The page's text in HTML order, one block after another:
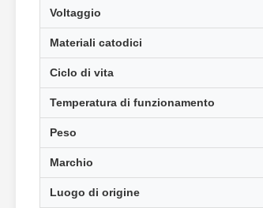
Voltaggio
Materiali catodici
Ciclo di vita
Temperatura di funzionamento
Peso
Marchio
Luogo di origine